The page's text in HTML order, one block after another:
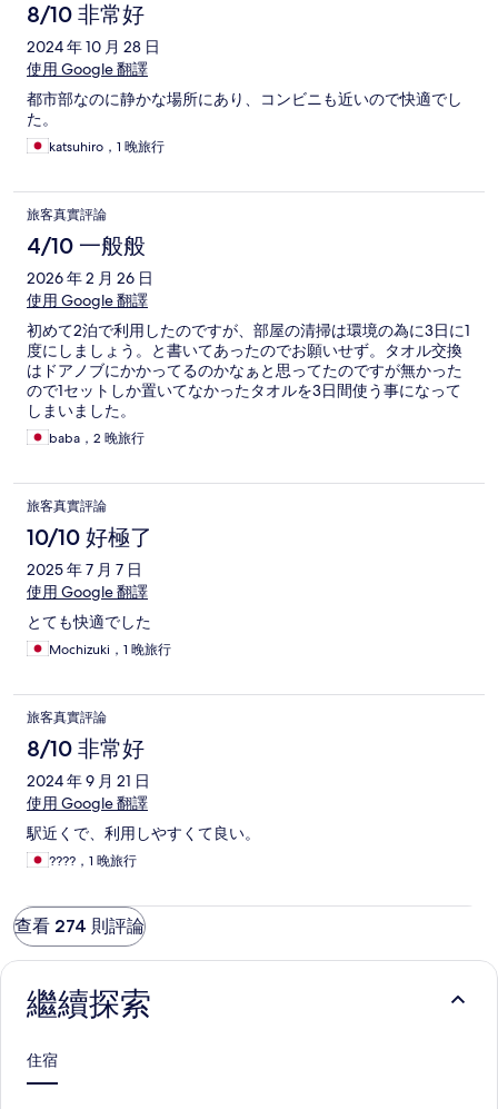
8/10 非常好
2024 年 10 月 28 日
使用 Google 翻譯
都市部なのに静かな場所にあり、コンビニも近いので快適でし
た。
katsuhiro，1 晚旅行
旅客真實評論
4/10 一般般
2026 年 2 月 26 日
使用 Google 翻譯
初めて2泊で利用したのですが、部屋の清掃は環境の為に3日に1
度にしましょう。と書いてあったのでお願いせず。タオル交換
はドアノブにかかってるのかなぁと思ってたのですが無かった
ので1セットしか置いてなかったタオルを3日間使う事になって
しまいました。
baba，2 晚旅行
旅客真實評論
10/10 好極了
2025 年 7 月 7 日
使用 Google 翻譯
とても快適でした
Mochizuki，1 晚旅行
旅客真實評論
8/10 非常好
2024 年 9 月 21 日
使用 Google 翻譯
駅近くで、利用しやすくて良い。
????，1 晚旅行
查看 274 則評論
繼續探索
住宿